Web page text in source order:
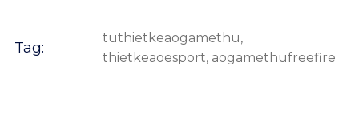
Tag:
tuthietkeaogamethu,
thietkeaoesport, aogamethufreefire